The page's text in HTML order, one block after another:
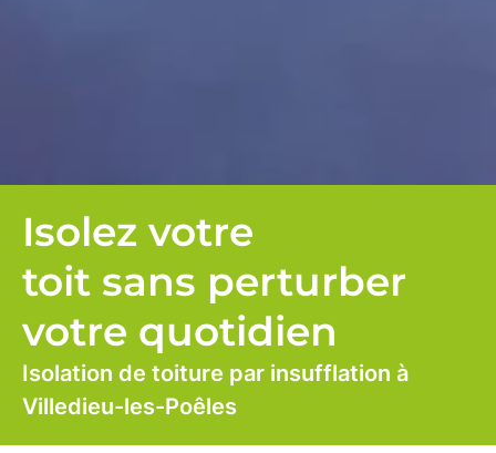
Isolation de toiture par insufflation à
Villedieu-les-Poêles
Isolez votre
toit sans perturber
votre quotidien